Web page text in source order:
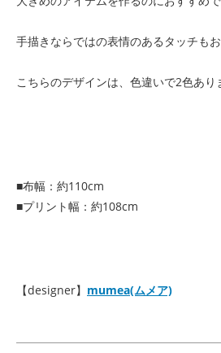
手描きならではの表情のあるタッチも
こちらのデザインは、色違いで2色あり
■布幅：約110cm
■プリント幅：約108cm
【designer】 mumea(ムメア)